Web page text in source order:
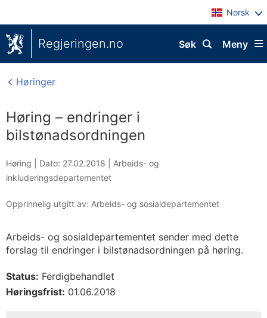
Norsk
Regjeringen.no Meny
Søk
Høringer
Høring – endringer i
bilstønadsordningen
Høring | Dato: 27.02.2018
Arbeids- og
inkluderingsdepartementet
Opprinnelig utgitt av: Arbeids- og sosialdepartementet
Arbeids- og sosialdepartementet sender med dette
forslag til endringer i bilstønadsordningen på høring.
Status: Ferdigbehandlet
Høringsfrist: 01.06.2018